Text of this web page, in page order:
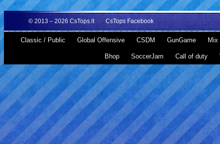
© 2013 – 2026 CsTops.lt CsTops Facebook
Classic / Public Global Offensive CSDM GunGame Mix
Bhop SoccerJam Call of duty